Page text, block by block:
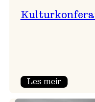
Les meir: